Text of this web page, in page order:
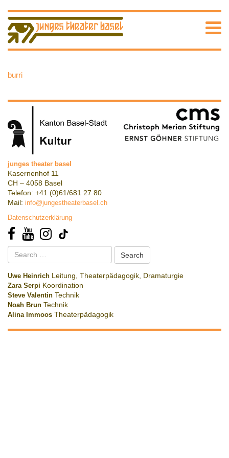
burri
junges theater basel
Kasernenhof 11
CH – 4058 Basel
Telefon: +41 (0)61/681 27 80
Mail: info@jungestheaterbasel.ch
Datenschutzerklärung
Search
for:
Uwe Heinrich Leitung, Theaterpädagogik, Dramaturgie
Zara Serpi Koordination
Steve Valentin Technik
Noah Brun Technik
Alina Immoos Theaterpädagogik